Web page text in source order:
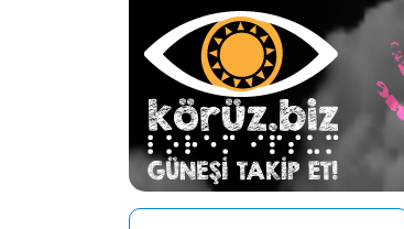
Ana içeriğe zıpla